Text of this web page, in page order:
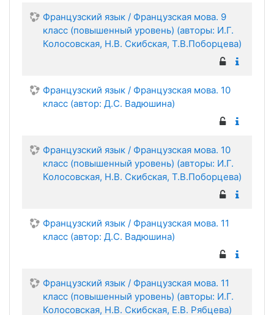
Французский язык / Французская мова. 9
класс (повышенный уровень) (авторы: И.Г.
Колосовская, Н.В. Скибская, Т.В.Поборцева)
Французский язык / Французская мова. 10
класс (автор: Д.С. Вадюшина)
Французский язык / Французская мова. 10
класс (повышенный уровень) (авторы: И.Г.
Колосовская, Н.В. Скибская, Т.В.Поборцева)
Французский язык / Французская мова. 11
класс (автор: Д.С. Вадюшина)
Французский язык / Французская мова. 11
класс (повышенный уровень) (авторы: И.Г.
Колосовская, Н.В. Скибская, Е.В. Рябцева)